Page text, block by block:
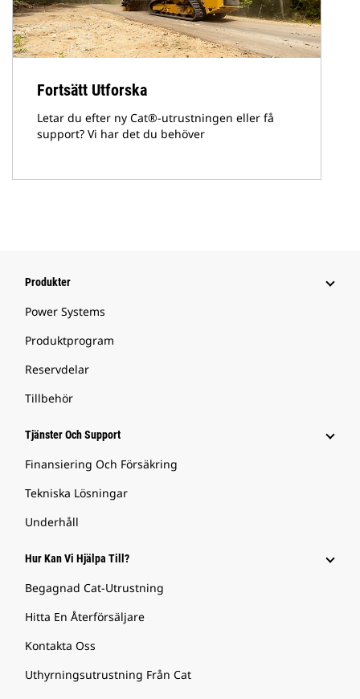
Fortsätt Utforska
Letar du efter ny Cat®-utrustningen eller få
support? Vi har det du behöver
Produkter
Power Systems
Produktprogram
Reservdelar
Tillbehör
Tjänster Och Support
Finansiering Och Försäkring
Tekniska Lösningar
Underhåll
Hur Kan Vi Hjälpa Till?
Begagnad Cat-Utrustning
Hitta En Återförsäljare
Kontakta Oss
Uthyrningsutrustning Från Cat